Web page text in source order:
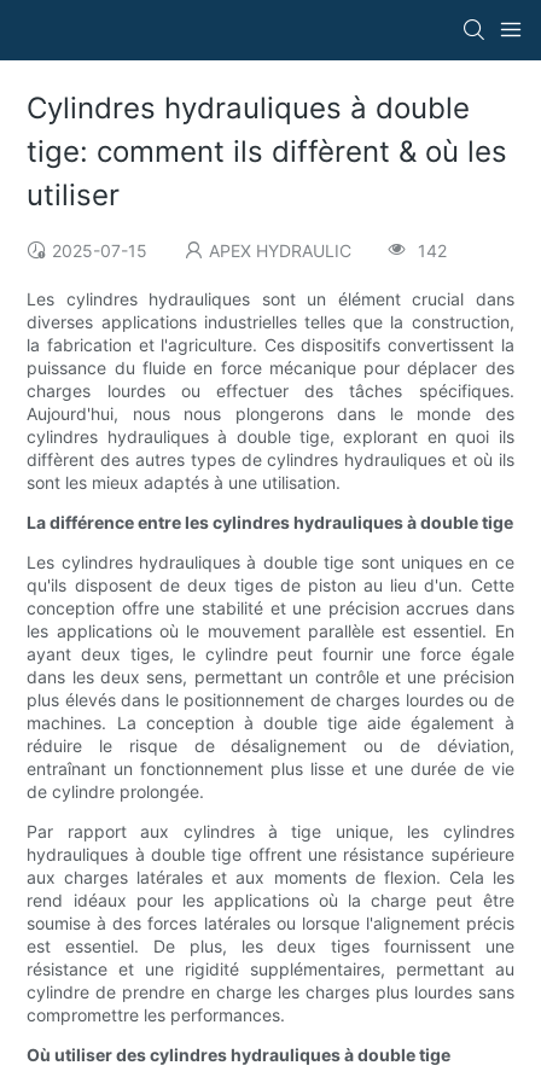
Cylindres hydrauliques à double
tige: comment ils diffèrent & où les
utiliser
2025-07-15 APEX HYDRAULIC 142
Les cylindres hydrauliques sont un élément crucial dans
diverses applications industrielles telles que la construction,
la fabrication et l'agriculture. Ces dispositifs convertissent la
puissance du fluide en force mécanique pour déplacer des
charges lourdes ou effectuer des tâches spécifiques.
Aujourd'hui, nous nous plongerons dans le monde des
cylindres hydrauliques à double tige, explorant en quoi ils
diffèrent des autres types de cylindres hydrauliques et où ils
sont les mieux adaptés à une utilisation.
La différence entre les cylindres hydrauliques à double tige
Les cylindres hydrauliques à double tige sont uniques en ce
qu'ils disposent de deux tiges de piston au lieu d'un. Cette
conception offre une stabilité et une précision accrues dans
les applications où le mouvement parallèle est essentiel. En
ayant deux tiges, le cylindre peut fournir une force égale
dans les deux sens, permettant un contrôle et une précision
plus élevés dans le positionnement de charges lourdes ou de
machines. La conception à double tige aide également à
réduire le risque de désalignement ou de déviation,
entraînant un fonctionnement plus lisse et une durée de vie
de cylindre prolongée.
Par rapport aux cylindres à tige unique, les cylindres
hydrauliques à double tige offrent une résistance supérieure
aux charges latérales et aux moments de flexion. Cela les
rend idéaux pour les applications où la charge peut être
soumise à des forces latérales ou lorsque l'alignement précis
est essentiel. De plus, les deux tiges fournissent une
résistance et une rigidité supplémentaires, permettant au
cylindre de prendre en charge les charges plus lourdes sans
compromettre les performances.
Où utiliser des cylindres hydrauliques à double tige